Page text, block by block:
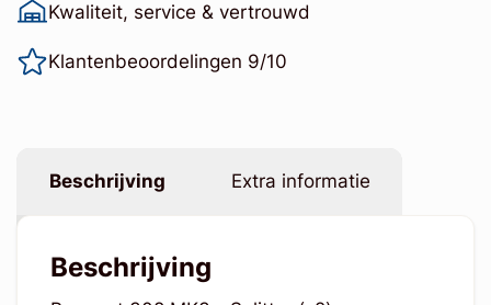
Kwaliteit, service & vertrouwd
Klantenbeoordelingen 9/10
Beschrijving Extra informatie
Beschrijving